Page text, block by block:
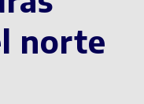
norte